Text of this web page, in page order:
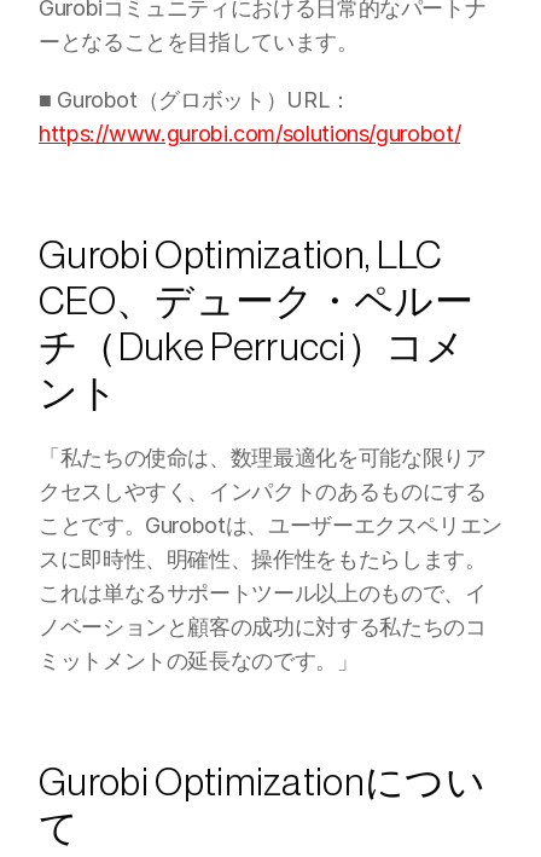
Gurobiコミュニティにおける日常的なパートナ
ーとなることを目指しています。
■ Gurobot（グロボット）URL：
https://www.gurobi.com/solutions/gurobot/
Gurobi Optimization, LLC
CEO、デューク・ペルー
チ（Duke Perrucci）コメ
ント
「私たちの使命は、数理最適化を可能な限りア
クセスしやすく、インパクトのあるものにする
ことです。Gurobotは、ユーザーエクスペリエン
スに即時性、明確性、操作性をもたらします。
これは単なるサポートツール以上のもので、イ
ノベーションと顧客の成功に対する私たちのコ
ミットメントの延長なのです。」
Gurobi Optimizationについ
て